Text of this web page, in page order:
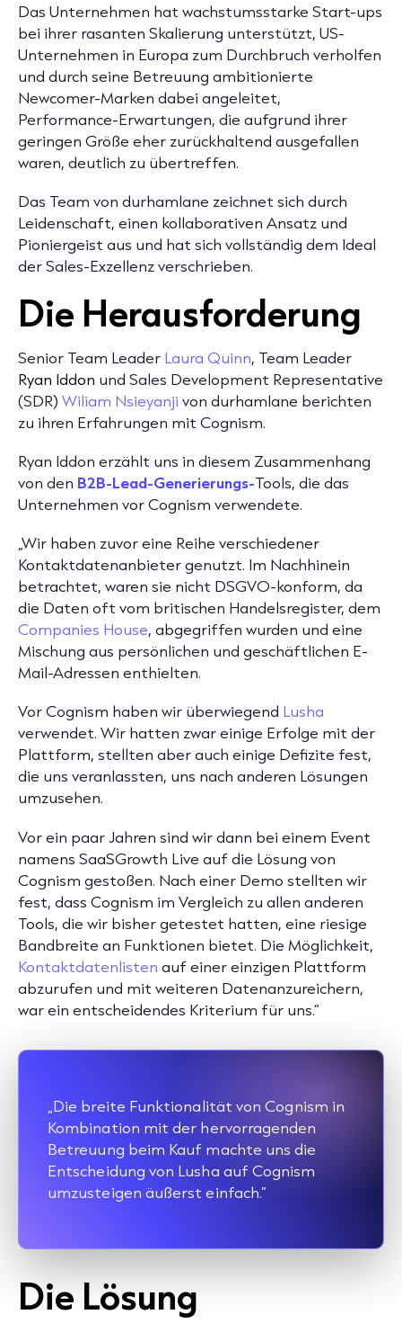
Das Unternehmen hat wachstumsstarke Start-ups
bei ihrer rasanten Skalierung unterstützt, US-
Unternehmen in Europa zum Durchbruch verholfen
und durch seine Betreuung ambitionierte
Newcomer-Marken dabei angeleitet,
Performance-Erwartungen, die aufgrund ihrer
geringen Größe eher zurückhaltend ausgefallen
waren, deutlich zu übertreffen.
Das Team von durhamlane zeichnet sich durch
Leidenschaft, einen kollaborativen Ansatz und
Pioniergeist aus und hat sich vollständig dem Ideal
der Sales-Exzellenz verschrieben.
Die Herausforderung
Senior Team Leader Laura Quinn, Team Leader
Ryan Iddon und Sales Development Representative
(SDR) Wiliam Nsieyanji von durhamlane berichten
zu ihren Erfahrungen mit Cognism.
Ryan Iddon erzählt uns in diesem Zusammenhang
von den B2B-Lead-Generierungs-Tools, die das
Unternehmen vor Cognism verwendete.
„Wir haben zuvor eine Reihe verschiedener
Kontaktdatenanbieter genutzt. Im Nachhinein
betrachtet, waren sie nicht DSGVO-konform, da
die Daten oft vom britischen Handelsregister, dem
Companies House, abgegriffen wurden und eine
Mischung aus persönlichen und geschäftlichen E-
Mail-Adressen enthielten.
Vor Cognism haben wir überwiegend Lusha
verwendet. Wir hatten zwar einige Erfolge mit der
Plattform, stellten aber auch einige Defizite fest,
die uns veranlassten, uns nach anderen Lösungen
umzusehen.
Vor ein paar Jahren sind wir dann bei einem Event
namens SaaSGrowth Live auf die Lösung von
Cognism gestoßen. Nach einer Demo stellten wir
fest, dass Cognism im Vergleich zu allen anderen
Tools, die wir bisher getestet hatten, eine riesige
Bandbreite an Funktionen bietet. Die Möglichkeit,
Kontaktdatenlisten auf einer einzigen Plattform
abzurufen und mit weiteren Datenanzureichern,
war ein entscheidendes Kriterium für uns.“
„Die breite Funktionalität von Cognism in
Kombination mit der hervorragenden
Betreuung beim Kauf machte uns die
Entscheidung von Lusha auf Cognism
umzusteigen äußerst einfach.“
Die Lösung